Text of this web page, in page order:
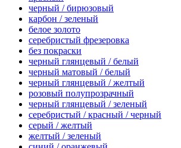
черный / бирюзовый
карбон / зеленый
белое золото
серебристый фрезеровка
без покраски
черный глянцевый / белый
черный матовый / белый
черный глянцевый / желтый
розовый полупрозрачный
черный глянцевый / зеленый
серебристый / красный / черный
серый / желтый
желтый / зеленый